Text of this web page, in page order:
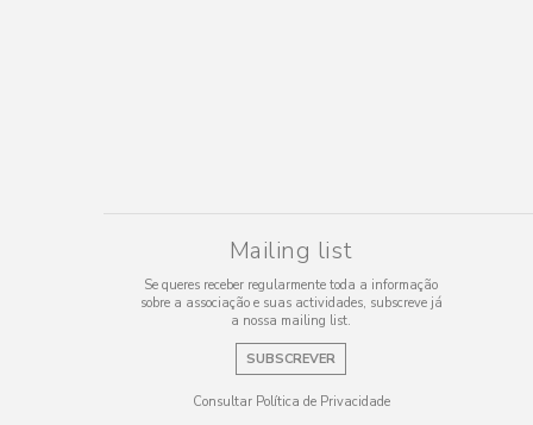
Mailing list
Se queres receber regularmente toda a informação
sobre a associação e suas actividades, subscreve já
a nossa mailing list.
SUBSCREVER
Consultar Política de Privacidade